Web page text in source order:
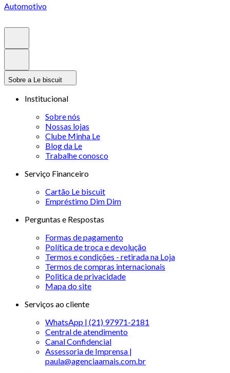
Automotivo
Sobre a Le biscuit
Institucional
Sobre nós
Nossas lojas
Clube Minha Le
Blog da Le
Trabalhe conosco
Serviço Financeiro
Cartão Le biscuit
Empréstimo Dim Dim
Perguntas e Respostas
Formas de pagamento
Política de troca e devolução
Termos e condições - retirada na Loja
Termos de compras internacionais
Politica de privacidade
Mapa do site
Serviços ao cliente
WhatsApp | (21) 97971-2181
Central de atendimento
Canal Confidencial
Assessoria de Imprensa |
paula@agenciaamais.com.br